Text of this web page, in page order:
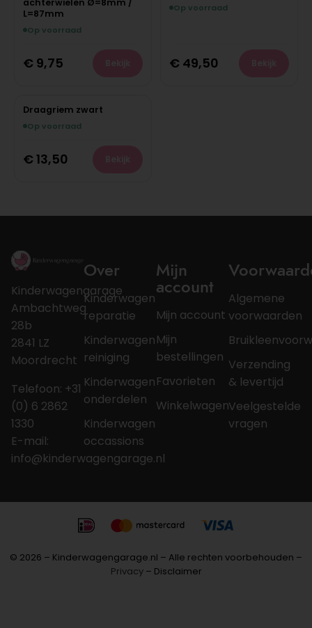
achterwielen Ø=8mm /
L=87mm
Op voorraad
€ 9,75
Op voorraad
€ 49,50
Draagriem zwart
Op voorraad
€ 13,50
Kinderwagengarage
Ambachtweg
28b
2841 LZ
Moordrecht
Telefoon: +31
(0) 6 2862
1330
E-mail:
info@kinderwagengarage.nl
Over
Kinderwagen
reparatie
Kinderwagen
reiniging
Kinderwagen
onderdelen
Kinderwagen
occassions
Mijn
account
Mijn account
Mijn
bestellingen
Favorieten
Winkelwagen
Algemene
voorwaarden
Verzending
& levertijd
Veelgestelde
vragen
© 2026 – Kinderwagengarage.nl – Alle rechten voorbehouden –
Privacy– Disclaimer